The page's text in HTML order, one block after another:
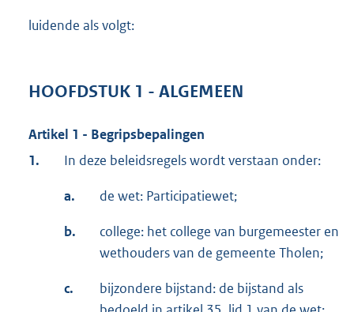
luidende als volgt:
HOOFDSTUK 1 - ALGEMEEN
Artikel 1 - Begripsbepalingen
1.
In deze beleidsregels wordt verstaan onder:
a. de wet: Participatiewet;
b.
college: het college van burgemeester en
wethouders van de gemeente Tholen;
c.
bijzondere bijstand: de bijstand als